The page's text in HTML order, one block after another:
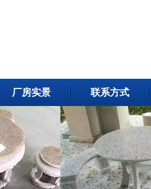
厂房实景 联系方式